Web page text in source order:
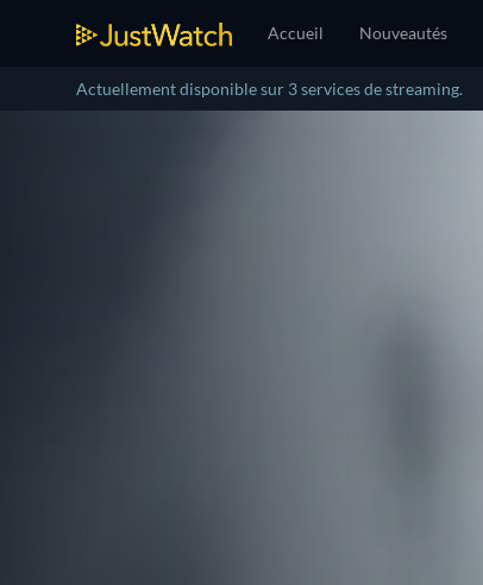
Accueil Nouveautés
Actuellement disponible sur 3 services de streaming.